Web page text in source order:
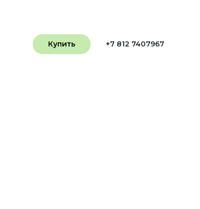
Купить +7 812 7407967